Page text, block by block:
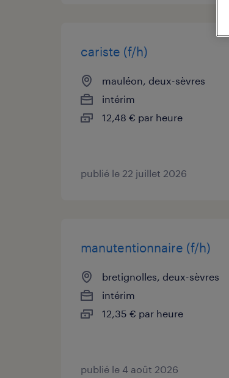
cariste (f/h)
mauléon, deux-sèvres
intérim
12,48 € par heure
publié le 22 juillet 2026
manutentionnaire (f/h)
bretignolles, deux-sèvres
intérim
12,35 € par heure
publié le 4 août 2026